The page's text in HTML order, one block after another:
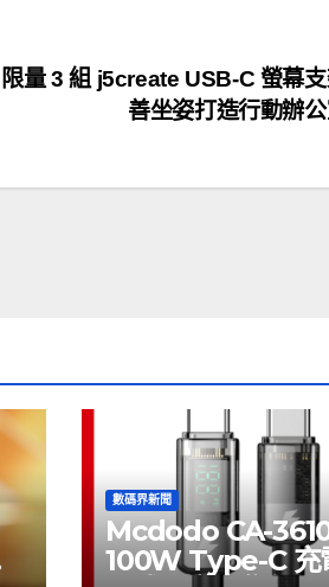
量 3 組 j5create USB-C 螢幕
善坐姿打造行動辦
數碼界新聞
Mcdodo CA-
100W Type-C 充